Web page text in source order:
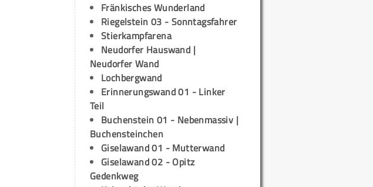
Fränkisches Wunderland
Riegelstein 03 - Sonntagsfahrer
Stierkampfarena
Neudorfer Hauswand |
Neudorfer Wand
Lochbergwand
Erinnerungswand 01 - Linker
Teil
Buchenstein 01 - Nebenmassiv |
Buchensteinchen
Giselawand 01 - Mutterwand
Giselawand 02 - Opitz
Gedenkweg